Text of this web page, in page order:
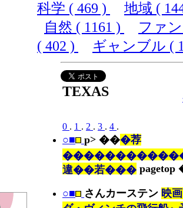
科学 ( 469 )
地域 (
自然 ( 1161 )
ファ
( 402 )
ギャンブル (
TEXAS
0 . 1 . 2 . 3 . 4 .
○■ p> ���荐
違��若��� pagetop
○■ さんカーステン 映